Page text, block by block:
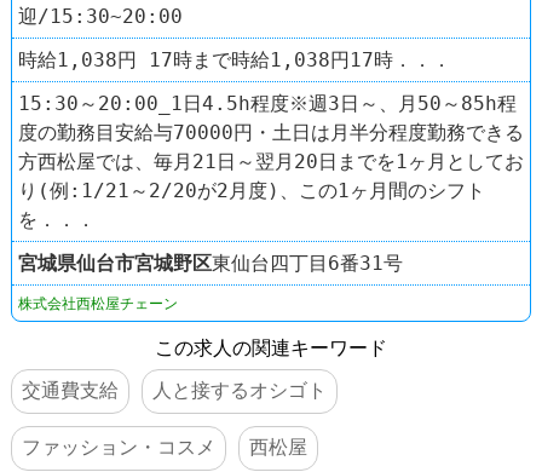
迎/15:30~20:00
時給1,038円 17時まで時給1,038円17時．．．
15:30～20:00_1日4.5h程度※週3日～、月50～85h程
度の勤務目安給与70000円・土日は月半分程度勤務できる
方西松屋では、毎月21日～翌月20日までを1ヶ月としてお
り(例:1/21～2/20が2月度)、この1ヶ月間のシフト
を．．．
宮城県仙台市宮城野区東仙台四丁目6番31号
株式会社西松屋チェーン
この求人の関連キーワード
交通費支給
人と接するオシゴト
ファッション・コスメ 西松屋